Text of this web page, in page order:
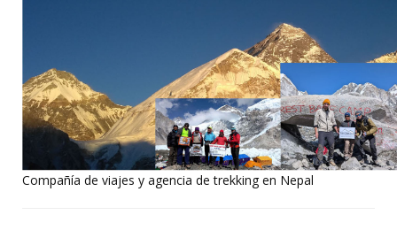
Compañía de viajes y agencia de trekking en Nepal